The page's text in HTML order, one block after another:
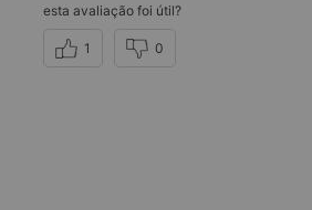
esta avaliação foi útil?
1 0